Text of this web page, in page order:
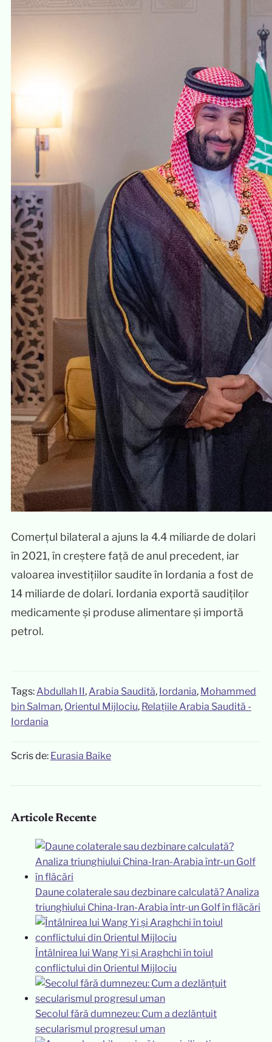
Comerțul bilateral a ajuns la 4.4 miliarde de dolari
în 2021, în creștere față de anul precedent, iar
valoarea investițiilor saudite în Iordania a fost de
14 miliarde de dolari. Iordania exportă saudiților
medicamente și produse alimentare și importă
petrol.
Tags:Abdullah II,Arabia Saudită, Iordania, Mohammed
bin Salman, Orientul Mijlociu, Relațiile Arabia Saudită -
Iordania
Scris de: Eurasia Baike
Articole Recente
Daune colaterale sau dezbinare calculată? Analiza
triunghiului China-Iran-Arabia într-un Golf în flăcări
Întâlnirea lui Wang Yi și Araghchi în toiul
conflictului din Orientul Mijlociu
Secolul fără dumnezeu: Cum a dezlănțuit
secularismul progresul uman